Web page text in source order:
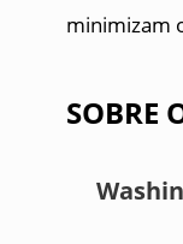
minimizam
SOBRE